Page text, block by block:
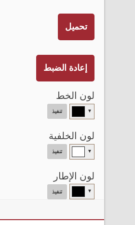
تحميل
إعادة الضبط
لون الخط
▼ تنفيذ
لون الخلفية
▼ تنفيذ
لون الإطار
▼ تنفيذ